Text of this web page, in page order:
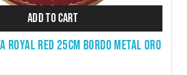
ADD TO CART
ROYAL RED 25CM BORDO METAL ORO